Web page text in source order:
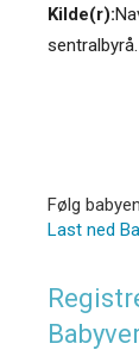
Kilde(r):
sentralbyrå.
Følg
Last ned